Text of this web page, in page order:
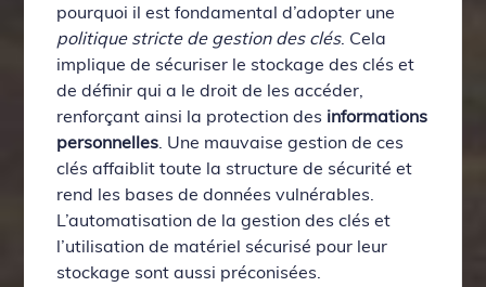
pourquoi il est fondamental d’adopter une
politique stricte de gestion des clés. Cela
implique de sécuriser le stockage des clés et
de définir qui a le droit de les accéder,
renforçant ainsi la protection des informations
personnelles. Une mauvaise gestion de ces
clés affaiblit toute la structure de sécurité et
rend les bases de données vulnérables.
L’automatisation de la gestion des clés et
l’utilisation de matériel sécurisé pour leur
stockage sont aussi préconisées.